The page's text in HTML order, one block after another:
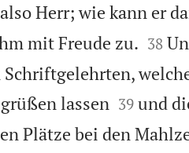
Herr; wie kann er
mit Freude zu.
38
lassen
39 und
Plätze bei den